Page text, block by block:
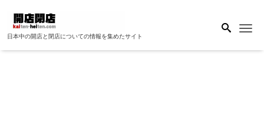
日本中の開店と閉店についての情報を集めたサイト